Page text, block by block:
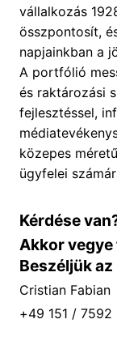
vállalkozás
összpontosít,
napjainkban a
A portfólió
és raktározási
fejlesztéssel,
közepes
ügyfelei
Kérdése
Akkor
Beszéljük
Cristian Fabian
+49 151 / 7592